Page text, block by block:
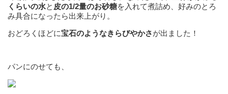
くらいの水と 皮の1/2量のお砂糖を入れて煮詰め、好みのとろ
み具合になったら出来上がり。
おどろくほどに宝石のようなきらびやかさが出ました！
パンにのせても、